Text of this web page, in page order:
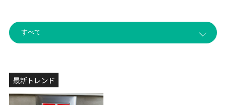
最新トレンド